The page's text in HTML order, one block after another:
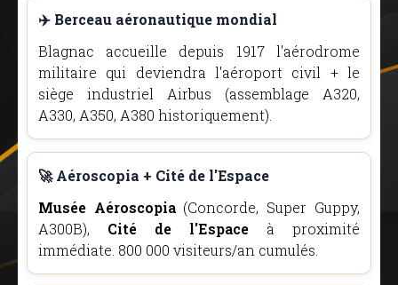
✈️ Berceau aéronautique mondial
Blagnac accueille depuis 1917 l'aérodrome
militaire qui deviendra l'aéroport civil + le
siège industriel Airbus (assemblage A320,
A330, A350, A380 historiquement).
🚀 Aéroscopia + Cité de l'Espace
Musée Aéroscopia(Concorde, Super Guppy,
A300B), Cité de l'Espace à proximité
immédiate. 800 000 visiteurs/an cumulés.